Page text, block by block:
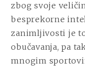
zbog svoje
besprekorne
zanimljivosti je
obučavanja, pa
mnogim